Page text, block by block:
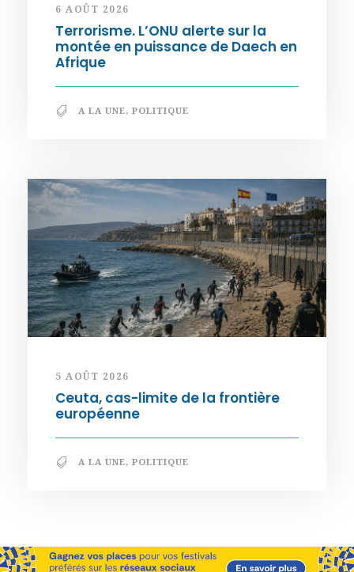
6 AOÛT 2026
Terrorisme. L’ONU alerte sur la
montée en puissance de Daech en
Afrique
A LA UNE, POLITIQUE
5 AOÛT 2026
Ceuta, cas-limite de la frontière
européenne
A LA UNE, POLITIQUE